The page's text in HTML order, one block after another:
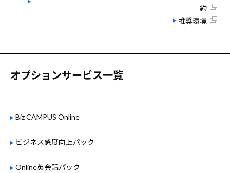
約
推奨環境
オプションサービス一覧
Biz CAMPUS Online
ビジネス感度向上パック
Online英会話パック